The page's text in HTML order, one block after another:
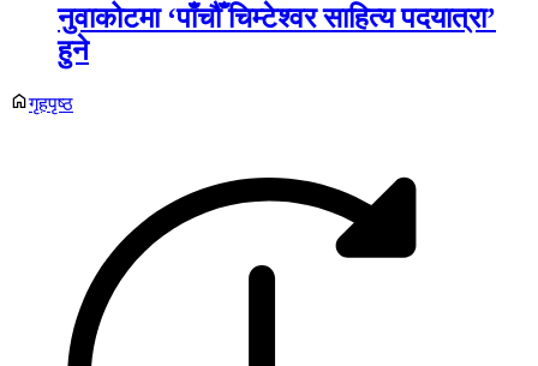
नुवाकोटमा ‘पाँचौँ चिम्टेश्वर साहित्य पदयात्रा’
हुने
गृहपृष्ठ